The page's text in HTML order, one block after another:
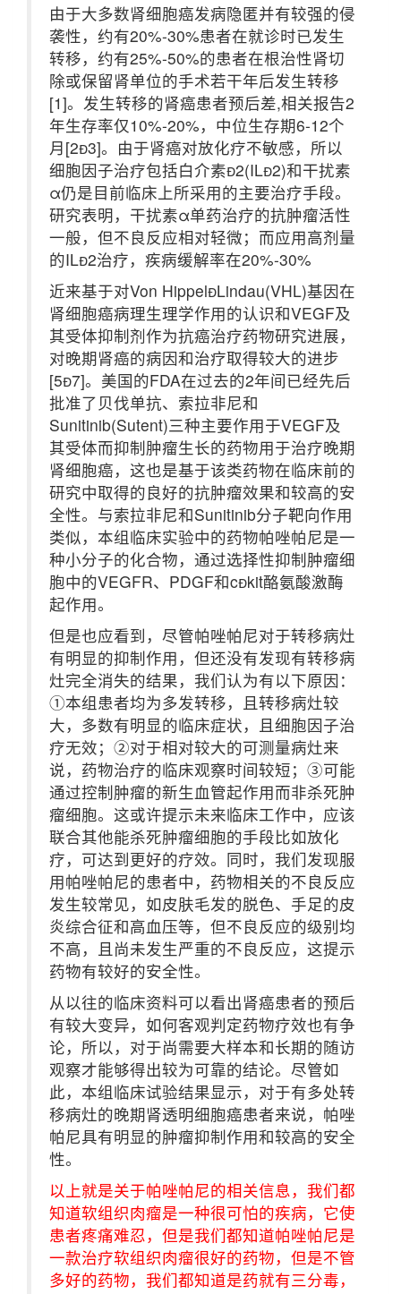
由于大多数肾细胞癌发病隐匿并有较强的侵
袭性，约有20%-30%患者在就诊时已发生
转移，约有25%-50%的患者在根治性肾切
除或保留肾单位的手术若干年后发生转移
[1]。发生转移的肾癌患者预后差,相关报告2
年生存率仅10%-20%，中位生存期6-12个
月[23]。由于肾癌对放化疗不敏感，所以
细胞因子治疗包括白介素2(IL2)和干扰素
α仍是目前临床上所采用的主要治疗手段。
研究表明，干扰素α单药治疗的抗肿瘤活性
一般，但不良反应相对轻微；而应用高剂量
的IL2治疗，疾病缓解率在20%-30%
近来基于对Von HippelLindau(VHL)基因在
肾细胞癌病理生理学作用的认识和VEGF及
其受体抑制剂作为抗癌治疗药物研究进展，
对晚期肾癌的病因和治疗取得较大的进步
[57]。美国的FDA在过去的2年间已经先后
批准了贝伐单抗、索拉非尼和
Sunitinib(Sutent)三种主要作用于VEGF及
其受体而抑制肿瘤生长的药物用于治疗晚期
肾细胞癌，这也是基于该类药物在临床前的
研究中取得的良好的抗肿瘤效果和较高的安
全性。与索拉非尼和Sunitinib分子靶向作用
类似，本组临床实验中的药物帕唑帕尼是一
种小分子的化合物，通过选择性抑制肿瘤细
胞中的VEGFR、PDGF和ckit酪氨酸激酶
起作用。
但是也应看到，尽管帕唑帕尼对于转移病灶
有明显的抑制作用，但还没有发现有转移病
灶完全消失的结果，我们认为有以下原因：
①本组患者均为多发转移，且转移病灶较
大，多数有明显的临床症状，且细胞因子治
疗无效；②对于相对较大的可测量病灶来
说，药物治疗的临床观察时间较短；③可能
通过控制肿瘤的新生血管起作用而非杀死肿
瘤细胞。这或许提示未来临床工作中，应该
联合其他能杀死肿瘤细胞的手段比如放化
疗，可达到更好的疗效。同时，我们发现服
用帕唑帕尼的患者中，药物相关的不良反应
发生较常见，如皮肤毛发的脱色、手足的皮
炎综合征和高血压等，但不良反应的级别均
不高，且尚未发生严重的不良反应，这提示
药物有较好的安全性。
从以往的临床资料可以看出肾癌患者的预后
有较大变异，如何客观判定药物疗效也有争
论，所以，对于尚需要大样本和长期的随访
观察才能够得出较为可靠的结论。尽管如
此，本组临床试验结果显示，对于有多处转
移病灶的晚期肾透明细胞癌患者来说，帕唑
帕尼具有明显的肿瘤抑制作用和较高的安全
性。
以上就是关于帕唑帕尼的相关信息，我们都
知道软组织肉瘤是一种很可怕的疾病，它使
患者疼痛难忍，但是我们都知道帕唑帕尼是
一款治疗软组织肉瘤很好的药物，但是不管
多好的药物，我们都知道是药就有三分毒，